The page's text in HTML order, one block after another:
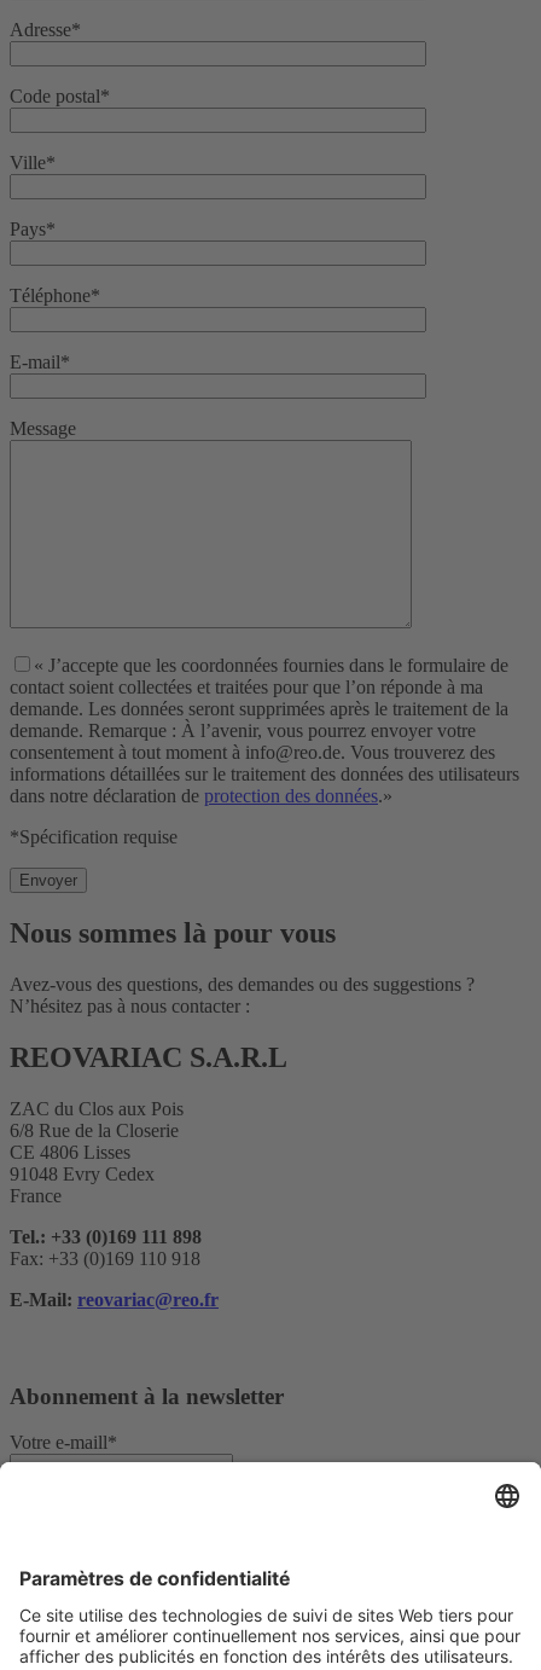
Adresse*
Code postal*
Ville*
Pays*
Téléphone*
E-mail*
Message
« J’accepte que les coordonnées fournies dans le formulaire de
contact soient collectées et traitées pour que l’on réponde à ma
demande. Les données seront supprimées après le traitement de la
demande. Remarque : À l’avenir, vous pourrez envoyer votre
consentement à tout moment à info@reo.de. Vous trouverez des
informations détaillées sur le traitement des données des utilisateurs
dans notre déclaration de protection des données.»
*Spécification requise
Nous sommes là pour vous
Avez-vous des questions, des demandes ou des suggestions ?
N’hésitez pas à nous contacter :
REOVARIAC S.A.R.L
ZAC du Clos aux Pois
6/8 Rue de la Closerie
CE 4806 Lisses
91048 Evry Cedex
France
Tel.: +33 (0)169 111 898
Fax: +33 (0)169 110 918
E-Mail: reovariac@reo.fr
Abonnement à la newsletter
Votre e-maill*
Oui, je confirme que je souhaite recevoir la newsletter de REO
Nous utilisons Sendinblue comme plateforme de marketing. En
informations que vous fournissez seront transférées à Sendinblue
pour être traitées conformément auxconditions d'utilisation.